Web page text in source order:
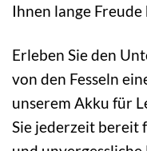
Ihnen lange
Erleben Sie den
von den Fesseln
unserem Akku für
Sie jederzeit bereit